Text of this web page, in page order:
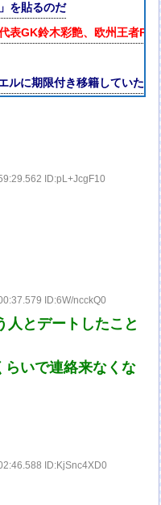
を貼るのだ
表GK鈴木彩艶、欧州王者
ルに期限付き移籍していた
ID:pL+JcgF10
ID:6W/ncckQ0
人とデートしたこと
いで連絡来なくな
ID:KjSnc4XD0